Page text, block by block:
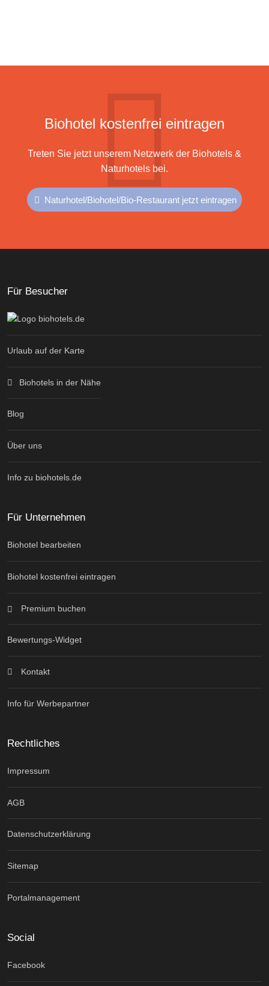
Biohotel kostenfrei eintragen
Treten Sie jetzt unserem Netzwerk der Biohotels &
Naturhotels bei.
Naturhotel/Biohotel/Bio-Restaurant jetzt eintragen
Für Besucher
Urlaub auf der Karte
Biohotels in der Nähe
Blog
Über uns
Info zu biohotels.de
Für Unternehmen
Biohotel bearbeiten
Biohotel kostenfrei eintragen
Premium buchen
Bewertungs-Widget
Kontakt
Info für Werbepartner
Rechtliches
Impressum
AGB
Datenschutzerklärung
Sitemap
Portalmanagement
Social
Facebook